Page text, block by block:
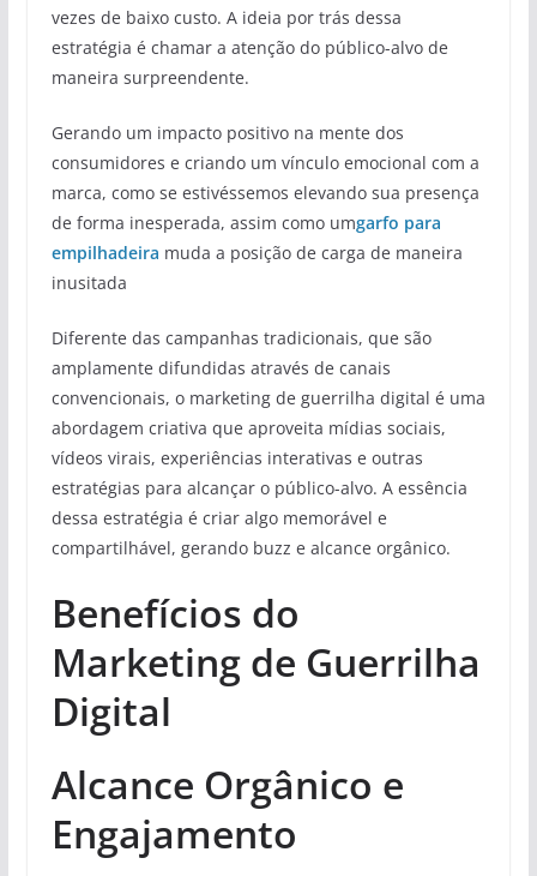
vezes de baixo custo. A ideia por trás dessa
estratégia é chamar a atenção do público-alvo de
maneira surpreendente.
Gerando um impacto positivo na mente dos
consumidores e criando um vínculo emocional com a
marca, como se estivéssemos elevando sua presença
de forma inesperada, assim como umgarfo para
empilhadeira muda a posição de carga de maneira
inusitada
Diferente das campanhas tradicionais, que são
amplamente difundidas através de canais
convencionais, o marketing de guerrilha digital é uma
abordagem criativa que aproveita mídias sociais,
vídeos virais, experiências interativas e outras
estratégias para alcançar o público-alvo. A essência
dessa estratégia é criar algo memorável e
compartilhável, gerando buzz e alcance orgânico.
Benefícios do
Marketing de Guerrilha
Digital
Alcance Orgânico e
Engajamento